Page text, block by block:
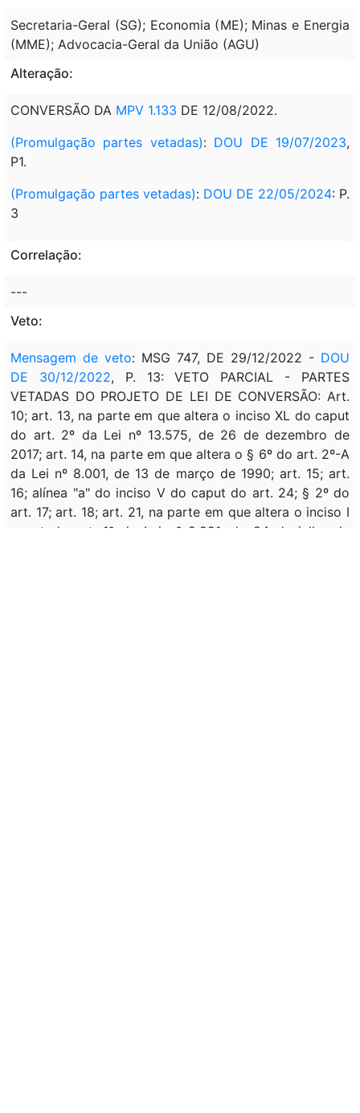
Secretaria-Geral (SG); Economia (ME); Minas e Energia
(MME); Advocacia-Geral da União (AGU)
Alteração:
CONVERSÃO DA MPV 1.133 DE 12/08/2022.
(Promulgação partes vetadas): DOU DE 19/07/2023,
P1.
(Promulgação partes vetadas): DOU DE 22/05/2024: P.
3
Correlação:
---
Veto:
Mensagem de veto: MSG 747, DE 29/12/2022 - DOU
DE 30/12/2022, P. 13: VETO PARCIAL - PARTES
VETADAS DO PROJETO DE LEI DE CONVERSÃO: Art.
10; art. 13, na parte em que altera o inciso XL do caput
do art. 2º da Lei nº 13.575, de 26 de dezembro de
2017; art. 14, na parte em que altera o § 6º do art. 2º-A
da Lei nº 8.001, de 13 de março de 1990; art. 15; art.
16; alínea "a" do inciso V do caput do art. 24; § 2º do
art. 17; art. 18; art. 21, na parte em que altera o inciso I
caput do art. 1º da Lei nº 9.991, de 24 de julho de